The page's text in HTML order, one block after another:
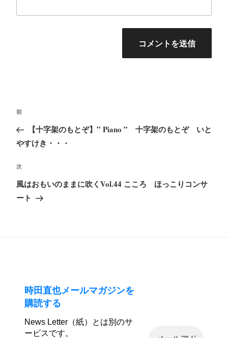
投
稿
ナ
ビ
ゲ
ー
シ
前
の
投
前
【十字架のもとぞ】” Piano ” 十字架のもとぞ いと
やすけき・・・
次
の
投
次
風はおもいのままに吹くVol.44 こころ ほっこりコンサ
ート
時田直也メールマガジンを
購読する
News Letter（紙）とは別のサ
ービスです。